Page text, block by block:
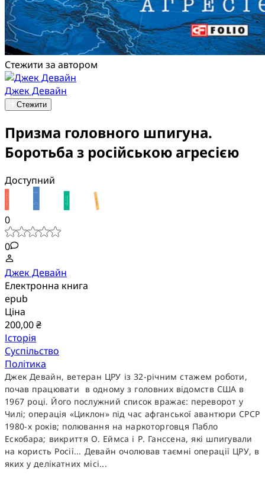
Стежити за автором
Джек Девайн
Стежити
Призма головного шпигуна.
Боротьба з російською агресією
Доступний
0
0
Джек Девайн
Електронна книга
epub
Ціна
200,00 ₴
Історія
Суспільство
Політика
Джек Девайн, ветеран ЦРУ із 32-річним стажем роботи,
почав працювати в одному з головних відомств США в
1967 році. Його послужний список вражає: переворот у
Чилі; операція «Циклон» під час афганської авантюри СРСР
1980-х років; полювання на наркоторговця Пабло
Ескобара; викриття О. Еймса і Р. Ганссена, які шпигували
на користь Росії... Девайн очолював таємні операції ЦРУ, в
яких у делікатних місі...